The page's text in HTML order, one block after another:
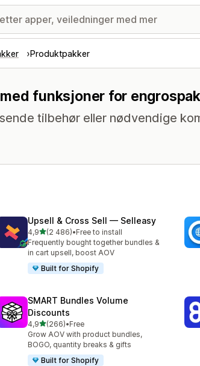
Produktpakker
funksjoner for
tilbehør eller nødvendige
Upsell & Cross Sell — Selleasy
4,9av 5 stjerner
(2 486)
Totalt 2486 omtaler
•Free to install
Frequently bought together bundles &
in cart upsell, boost AOV
Built for Shopify
SMART Bundles Volume
Discounts
4,9av 5 stjerner
(266)
Totalt 266 omtaler
•Free
Grow AOV with product bundles,
BOGO, quantity breaks & gifts
Built for Shopify